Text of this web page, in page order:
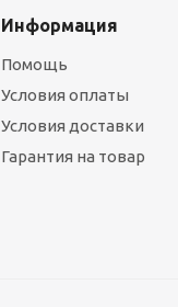
Информация
Помощь
Условия оплаты
Условия доставки
Гарантия на товар